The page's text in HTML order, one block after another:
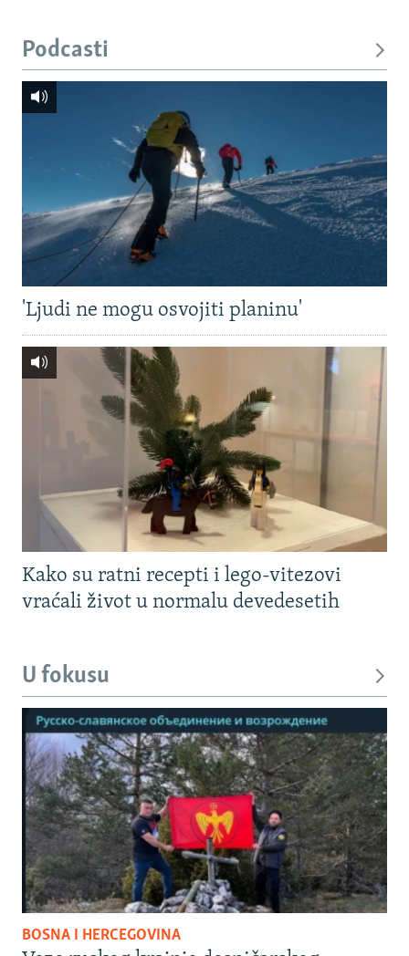
Podcasti
'Ljudi ne mogu osvojiti planinu'
Kako su ratni recepti i lego-vitezovi
vraćali život u normalu devedesetih
U fokusu
BOSNA I HERCEGOVINA